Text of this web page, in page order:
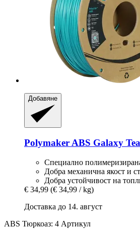
Добавяне
Polymaker ABS Galaxy
Специално
Добра механична якост и
Добра устойчивост на
€ 34,99 (€ 34,99 / kg)
Доставка до 14. август
ABS Тюркоаз: 4 Артикул